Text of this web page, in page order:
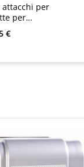
attacchi per
per
Sigma,
Optima
normale:
€